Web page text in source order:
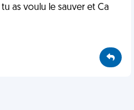
as voulu le sauver et Ca